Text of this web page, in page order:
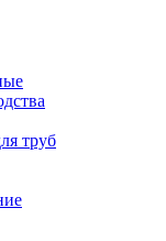
труб